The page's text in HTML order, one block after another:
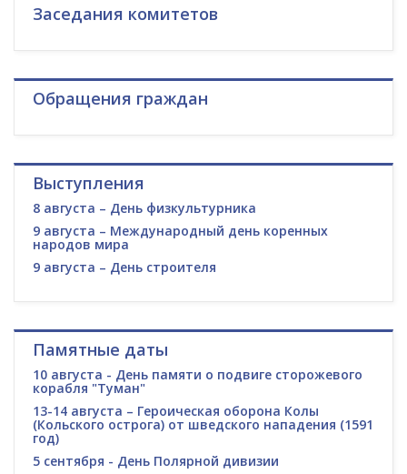
Заседания комитетов
Обращения граждан
Выступления
8 августа – День физкультурника
9 августа – Международный день коренных
народов мира
9 августа – День строителя
Памятные даты
10 августа - День памяти о подвиге сторожевого
корабля "Туман"
13-14 августа – Героическая оборона Колы
(Кольского острога) от шведского нападения (1591
год)
5 сентября - День Полярной дивизии